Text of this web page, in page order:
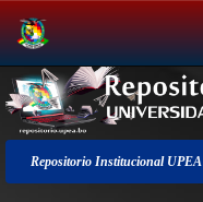
Salir
de
la
navegación
Repositorio Institucional UPEA